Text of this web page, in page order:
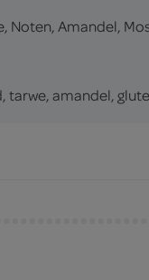
Noten, Amandel,
tarwe, amandel,